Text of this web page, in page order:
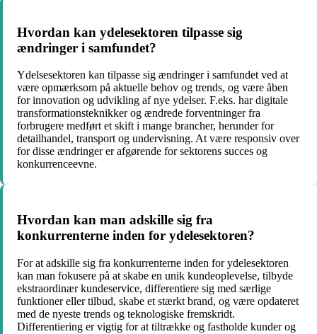
Hvordan kan ydelesektoren tilpasse sig
ændringer i samfundet?
Ydelsesektoren kan tilpasse sig ændringer i samfundet ved at
være opmærksom på aktuelle behov og trends, og være åben
for innovation og udvikling af nye ydelser. F.eks. har digitale
transformationsteknikker og ændrede forventninger fra
forbrugere medført et skift i mange brancher, herunder for
detailhandel, transport og undervisning. At være responsiv over
for disse ændringer er afgørende for sektorens succes og
konkurrenceevne.
Hvordan kan man adskille sig fra
konkurrenterne inden for ydelesektoren?
For at adskille sig fra konkurrenterne inden for ydelesektoren
kan man fokusere på at skabe en unik kundeoplevelse, tilbyde
ekstraordinær kundeservice, differentiere sig med særlige
funktioner eller tilbud, skabe et stærkt brand, og være opdateret
med de nyeste trends og teknologiske fremskridt.
Differentiering er vigtig for at tiltrække og fastholde kunder og